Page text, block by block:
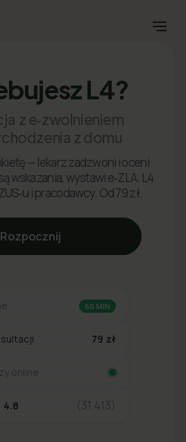
L4?
z e‑zwolnieniem
z domu
— lekarz zadzwoni i oceni
wskazania, wystawi e‑ZLA. L4
i pracodawcy. Od 79 zł.
Rozpocznij
60 MIN
79 zł
online
4.8 (31 413)